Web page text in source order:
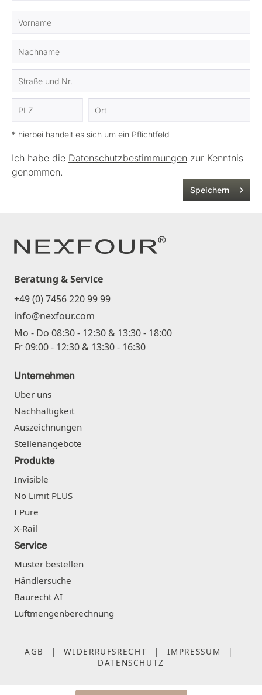
* hierbei handelt es sich um ein Pflichtfeld
Ich habe die Datenschutzbestimmungen zur Kenntnis
genommen.
Speichern
Beratung & Service
+49 (0) 7456 220 99 99
info@nexfour.com
Mo - Do 08:30 - 12:30 & 13:30 - 18:00
Fr 09:00 - 12:30 & 13:30 - 16:30
Unternehmen
Über uns
Nachhaltigkeit
Auszeichnungen
Stellenangebote
Produkte
Invisible
No Limit PLUS
I Pure
X-Rail
Service
Muster bestellen
Händlersuche
Baurecht AI
Luftmengenberechnung
AGB | WIDERRUFSRECHT | IMPRESSUM
|
DATENSCHUTZ